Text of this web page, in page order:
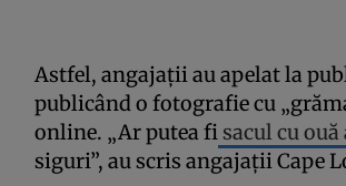
Astfel, angajații au apelat la
publicând o fotografie cu
online. „Ar putea fi sacul cu
siguri”, au scris angajații Cape